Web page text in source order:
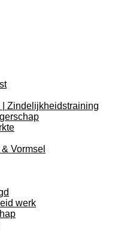
Zindelijkheidstraining
Vormsel
werk